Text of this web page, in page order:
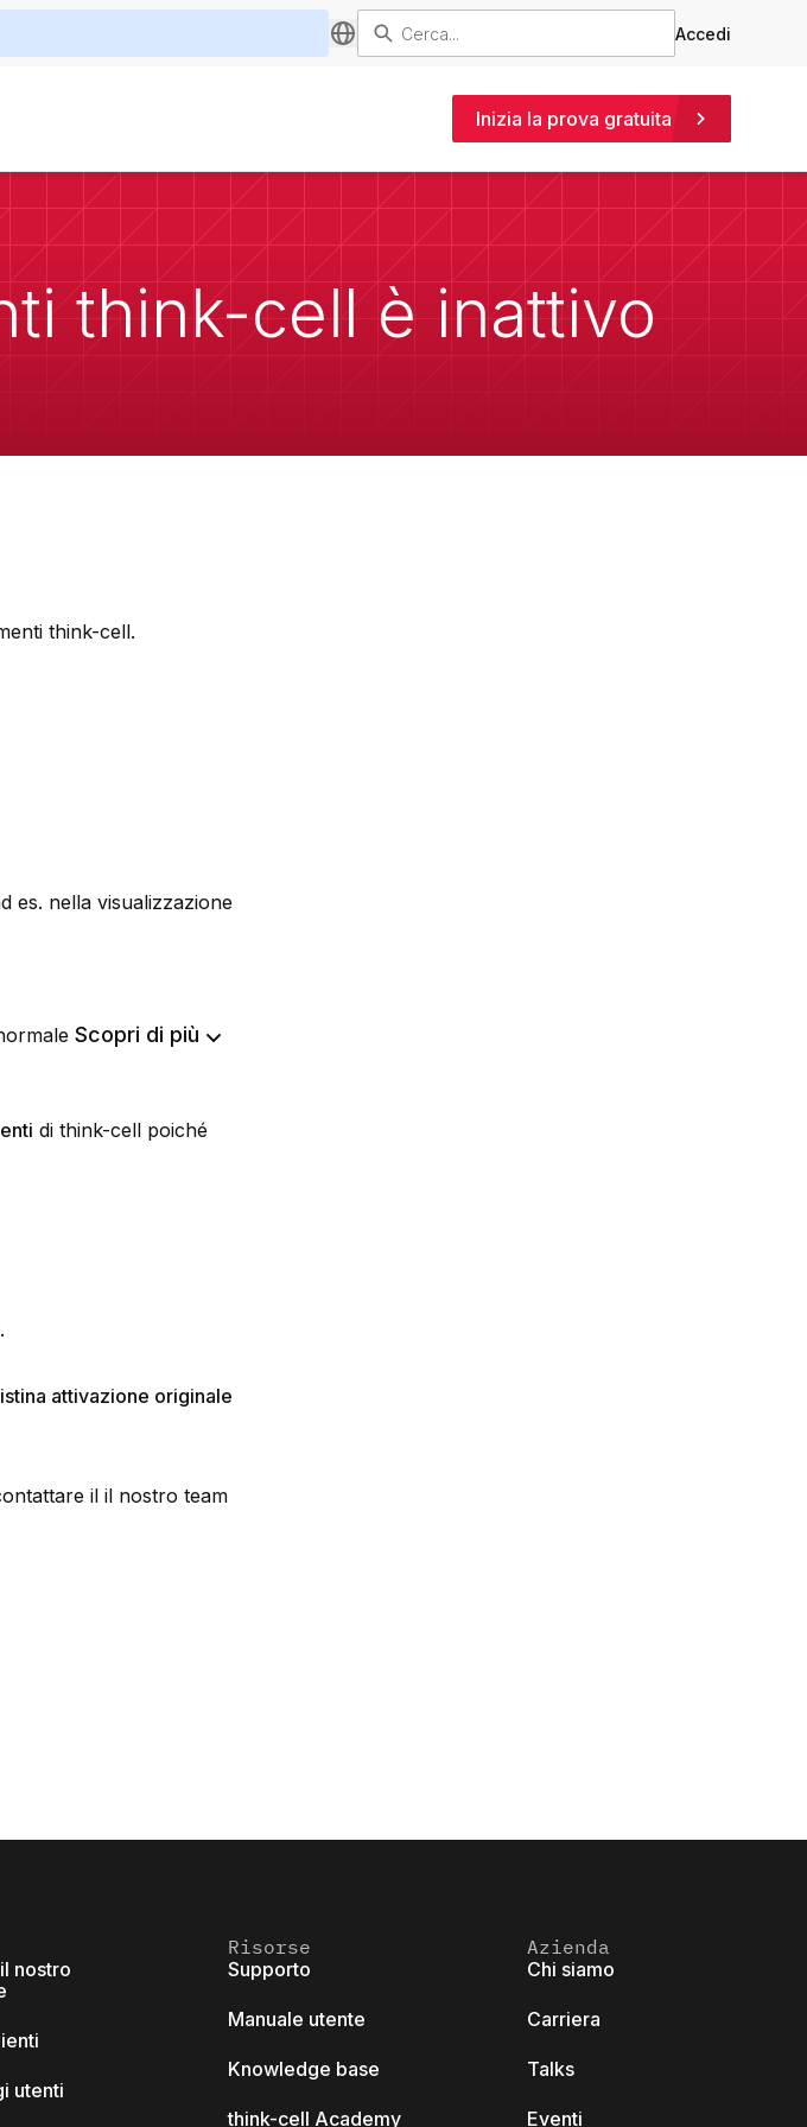
Accedi
Inizia la prova gratuita
think-cell è inattivo
think-cell.
es. nella visualizzazione
Scopri di più
di think-cell poiché
.
attivazione originale
il il nostro team
nostro
utenti
Risorse
Supporto
Manuale utente
Knowledge base
think-cell Academy
Azienda
Chi siamo
Carriera
Talks
Eventi